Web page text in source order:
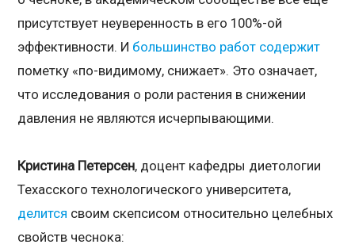
присутствует неуверенность в его 100%-ой
эффективности. И большинство работ содержит
пометку «по-видимому, снижает». Это означает,
что исследования о роли растения в снижении
давления не являются исчерпывающими.
Кристина Петерсен, доцент кафедры диетологии
Техасского технологического университета,
делится своим скепсисом относительно целебных
свойств чеснока: